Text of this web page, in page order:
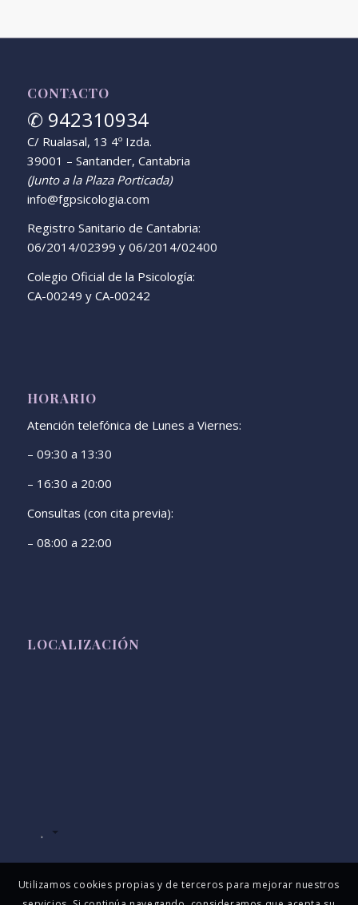
CONTACTO
✆ 942310934
C/ Rualasal, 13 4º Izda.
39001 – Santander, Cantabria
(Junto a la Plaza Porticada)
info@fgpsicologia.com
Registro Sanitario de Cantabria:
06/2014/02399 y 06/2014/02400
Colegio Oficial de la Psicología:
CA-00249 y CA-00242
HORARIO
Atención telefónica de Lunes a Viernes:
– 09:30 a 13:30
– 16:30 a 20:00
Consultas (con cita previa):
– 08:00 a 22:00
LOCALIZACIÓN
.
Utilizamos cookies propias y de terceros para mejorar nuestros